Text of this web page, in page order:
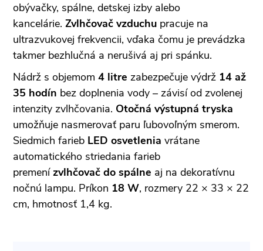
obývačky, spálne, detskej izby alebo
kancelárie. Zvlhčovač vzduchu pracuje na
ultrazvukovej frekvencii, vďaka čomu je prevádzka
takmer bezhlučná a nerušivá aj pri spánku.
Nádrž s objemom 4 litre zabezpečuje výdrž 14 až
35 hodín bez doplnenia vody – závisí od zvolenej
intenzity zvlhčovania. Otočná výstupná tryska
umožňuje nasmerovať paru ľubovoľným smerom.
Siedmich farieb LED osvetlenia vrátane
automatického striedania farieb
premenízvlhčovač do spálne aj na dekoratívnu
nočnú lampu. Príkon 18 W, rozmery 22 × 33 × 22
cm, hmotnosť 1,4 kg.